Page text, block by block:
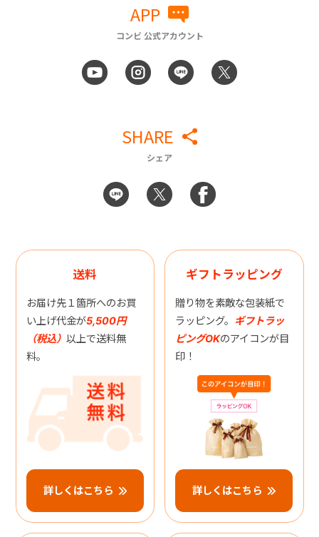
APP
コンビ 公式アカウント
SHARE
シェア
送料
お届け先１箇所へのお買
い上げ代金が5,500円
（税込） 以上で送料無
料。
詳しくはこちら
ギフトラッピング
贈り物を素敵な包装紙で
ラッピング。 ギフトラッ
ピングOKのアイコンが目
印！
詳しくはこちら